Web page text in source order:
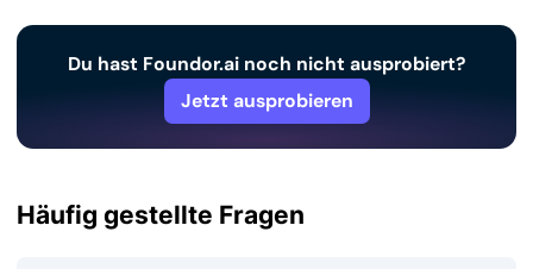
Du hast Foundor.ai noch nicht ausprobiert?
Jetzt ausprobieren
Häufig gestellte Fragen